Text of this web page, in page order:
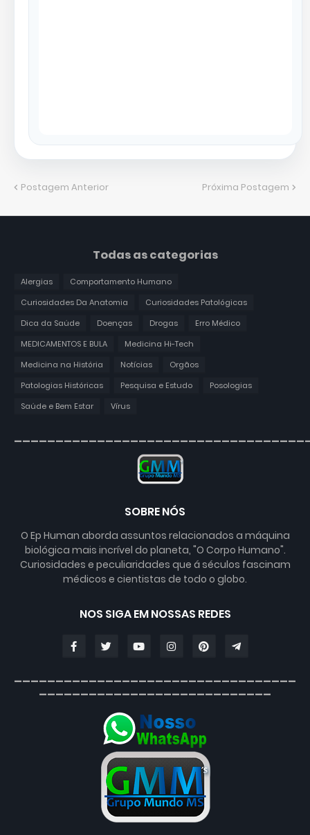
Postagem Anterior Próxima Postagem
Todas as categorias
Alergias
Comportamento Humano
Curiosidades Da Anatomia
Curiosidades Patológicas
Dica da Saúde
Doenças Drogas
Erro Médico
MEDICAMENTOS E BULA
Medicina Hi-Tech
Medicina na História
Notícias
Orgãos
Patologias Históricas
Pesquisa e Estudo
Posologias
Saúde e Bem Estar
Vírus
SOBRE NÓS
O Ep Human aborda assuntos relacionados a máquina
biológica mais incrível do planeta, "O Corpo Humano".
Curiosidades e peculiaridades que á séculos fascinam
médicos e cientistas de todo o globo.
NOS SIGA EM NOSSAS REDES
__________________________________
____________________________